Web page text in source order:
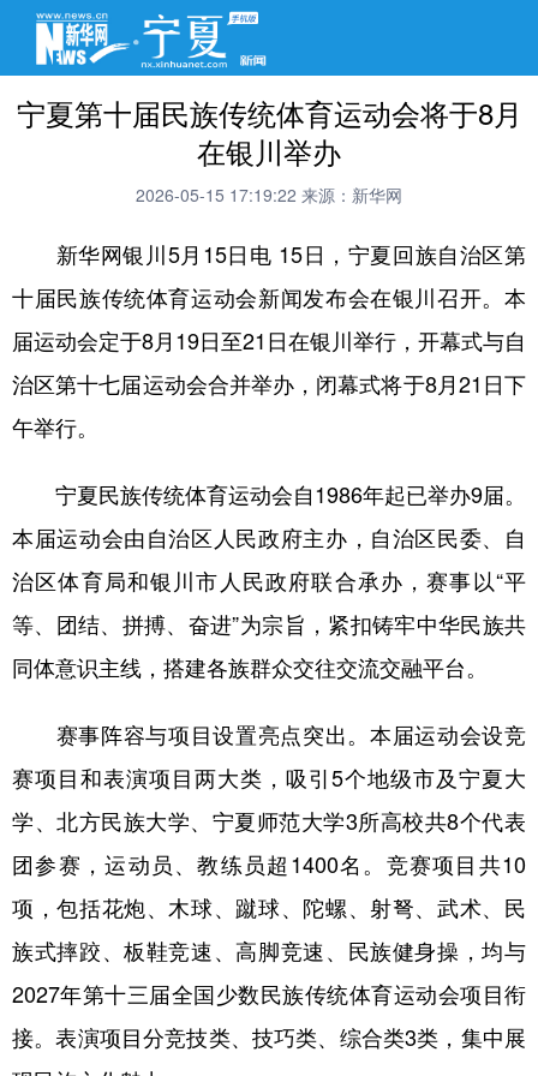
宁夏第十届民族传统体育运动会将于8月
在银川举办
2026-05-15 17:19:22 来源：新华网
新华网银川5月15日电 15日，宁夏回族自治区第
十届民族传统体育运动会新闻发布会在银川召开。本
届运动会定于8月19日至21日在银川举行，开幕式与自
治区第十七届运动会合并举办，闭幕式将于8月21日下
午举行。
宁夏民族传统体育运动会自1986年起已举办9届。
本届运动会由自治区人民政府主办，自治区民委、自
治区体育局和银川市人民政府联合承办，赛事以“平
等、团结、拼搏、奋进”为宗旨，紧扣铸牢中华民族共
同体意识主线，搭建各族群众交往交流交融平台。
赛事阵容与项目设置亮点突出。本届运动会设竞
赛项目和表演项目两大类，吸引5个地级市及宁夏大
学、北方民族大学、宁夏师范大学3所高校共8个代表
团参赛，运动员、教练员超1400名。竞赛项目共10
项，包括花炮、木球、蹴球、陀螺、射弩、武术、民
族式摔跤、板鞋竞速、高脚竞速、民族健身操，均与
2027年第十三届全国少数民族传统体育运动会项目衔
接。表演项目分竞技类、技巧类、综合类3类，集中展